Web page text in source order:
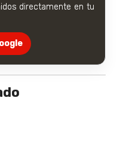
directamente en tu